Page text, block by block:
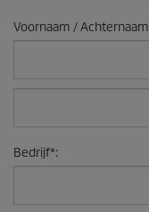
Voornaam / Achternaam
Bedrijf*: